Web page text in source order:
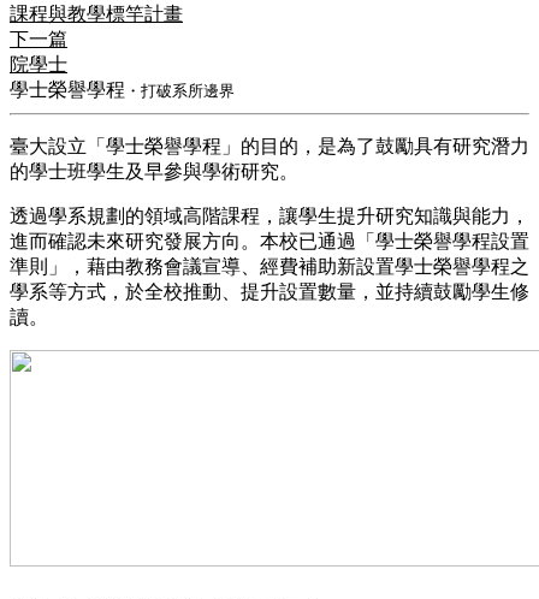
課程與教學標竿計畫
下一篇
院學士
學士榮譽學程 ・打破系所邊界
臺大設立「學士榮譽學程」的目的，是為了鼓勵具有研究潛力
的學士班學生及早參與學術研究。
透過學系規劃的領域高階課程，讓學生提升研究知識與能力，
進而確認未來研究發展方向。本校已通過「學士榮譽學程設置
準則」，藉由教務會議宣導、經費補助新設置學士榮譽學程之
學系等方式，於全校推動、提升設置數量，並持續鼓勵學生修
讀。